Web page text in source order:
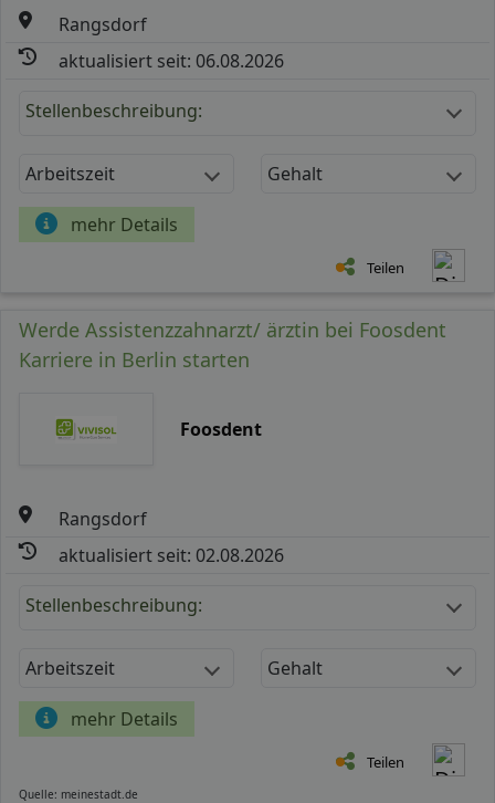
Rangsdorf
aktualisiert seit: 06.08.2026
Stellenbeschreibung:
Arbeitszeit Gehalt
mehr Details
Teilen
Werde Assistenzzahnarzt/ ärztin bei Foosdent
Karriere in Berlin starten
Foosdent
Rangsdorf
aktualisiert seit: 02.08.2026
Stellenbeschreibung:
Arbeitszeit Gehalt
mehr Details
Teilen
Quelle: meinestadt.de